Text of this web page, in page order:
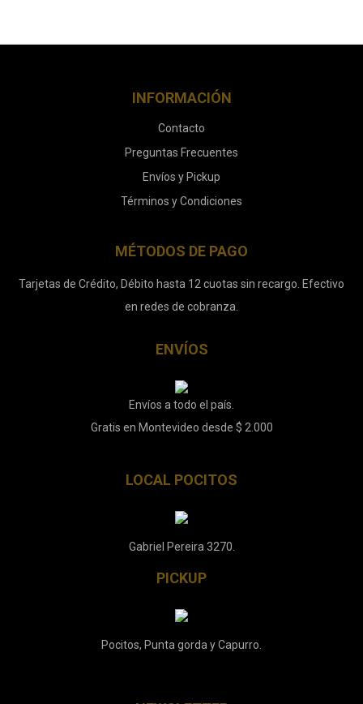
INFORMACIÓN
Contacto
Preguntas Frecuentes
Envíos y Pickup
Términos y Condiciones
MÉTODOS DE PAGO
Tarjetas de Crédito, Débito hasta 12 cuotas sin recargo. Efectivo
en redes de cobranza.
ENVÍOS
Envíos a todo el país.
Gratis en Montevideo desde $ 2.000
LOCAL POCITOS
Gabriel Pereira 3270.
PICKUP
Pocitos, Punta gorda y Capurro.